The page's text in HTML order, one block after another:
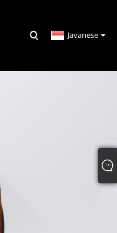
Javanese